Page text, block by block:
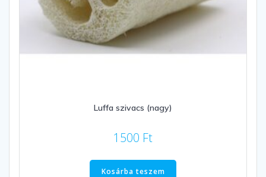
Luffa szivacs (nagy)
1500 Ft
Kosárba teszem